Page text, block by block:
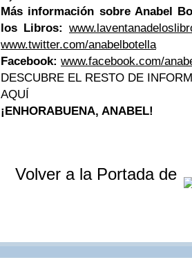
Más información sobre Anabel
los Libros:
www.twitter.com/anabelbotella
Facebook: www.facebook.com/
DESCUBRE EL RESTO DE
AQUÍ
¡ENHORABUENA, ANABEL!
Volver a la Portada de